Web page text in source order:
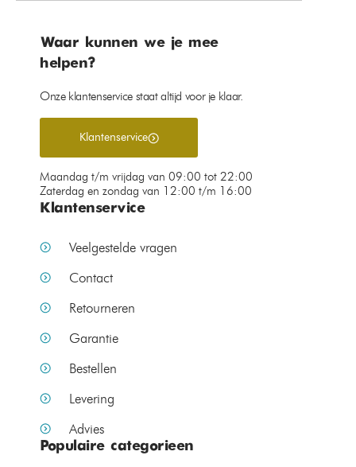
Waar kunnen we je mee
helpen?
Onze klantenservice staat altijd voor je klaar.
Klantenservice
Maandag t/m vrijdag van 09:00 tot 22:00
Zaterdag en zondag van 12:00 t/m 16:00
Klantenservice
Veelgestelde vragen
Contact
Retourneren
Garantie
Bestellen
Levering
Advies
Populaire categorieen